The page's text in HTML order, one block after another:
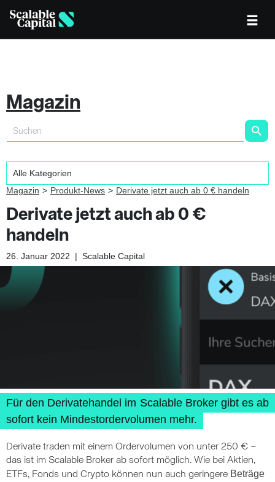
Magazin
Magazin Produkt-News Derivate jetzt auch ab 0 € handeln
Derivate jetzt auch ab 0 €
handeln
26. Januar 2022 | Scalable Capital
Für den Derivatehandel im Scalable Broker gibt es ab
sofort kein Mindestordervolumen mehr.
Derivate traden mit einem Ordervolumen von unter 250 € –
das ist im Scalable Broker ab sofort möglich. Wie bei Aktien,
ETFs, Fonds und Crypto können nun auch geringere Beträge